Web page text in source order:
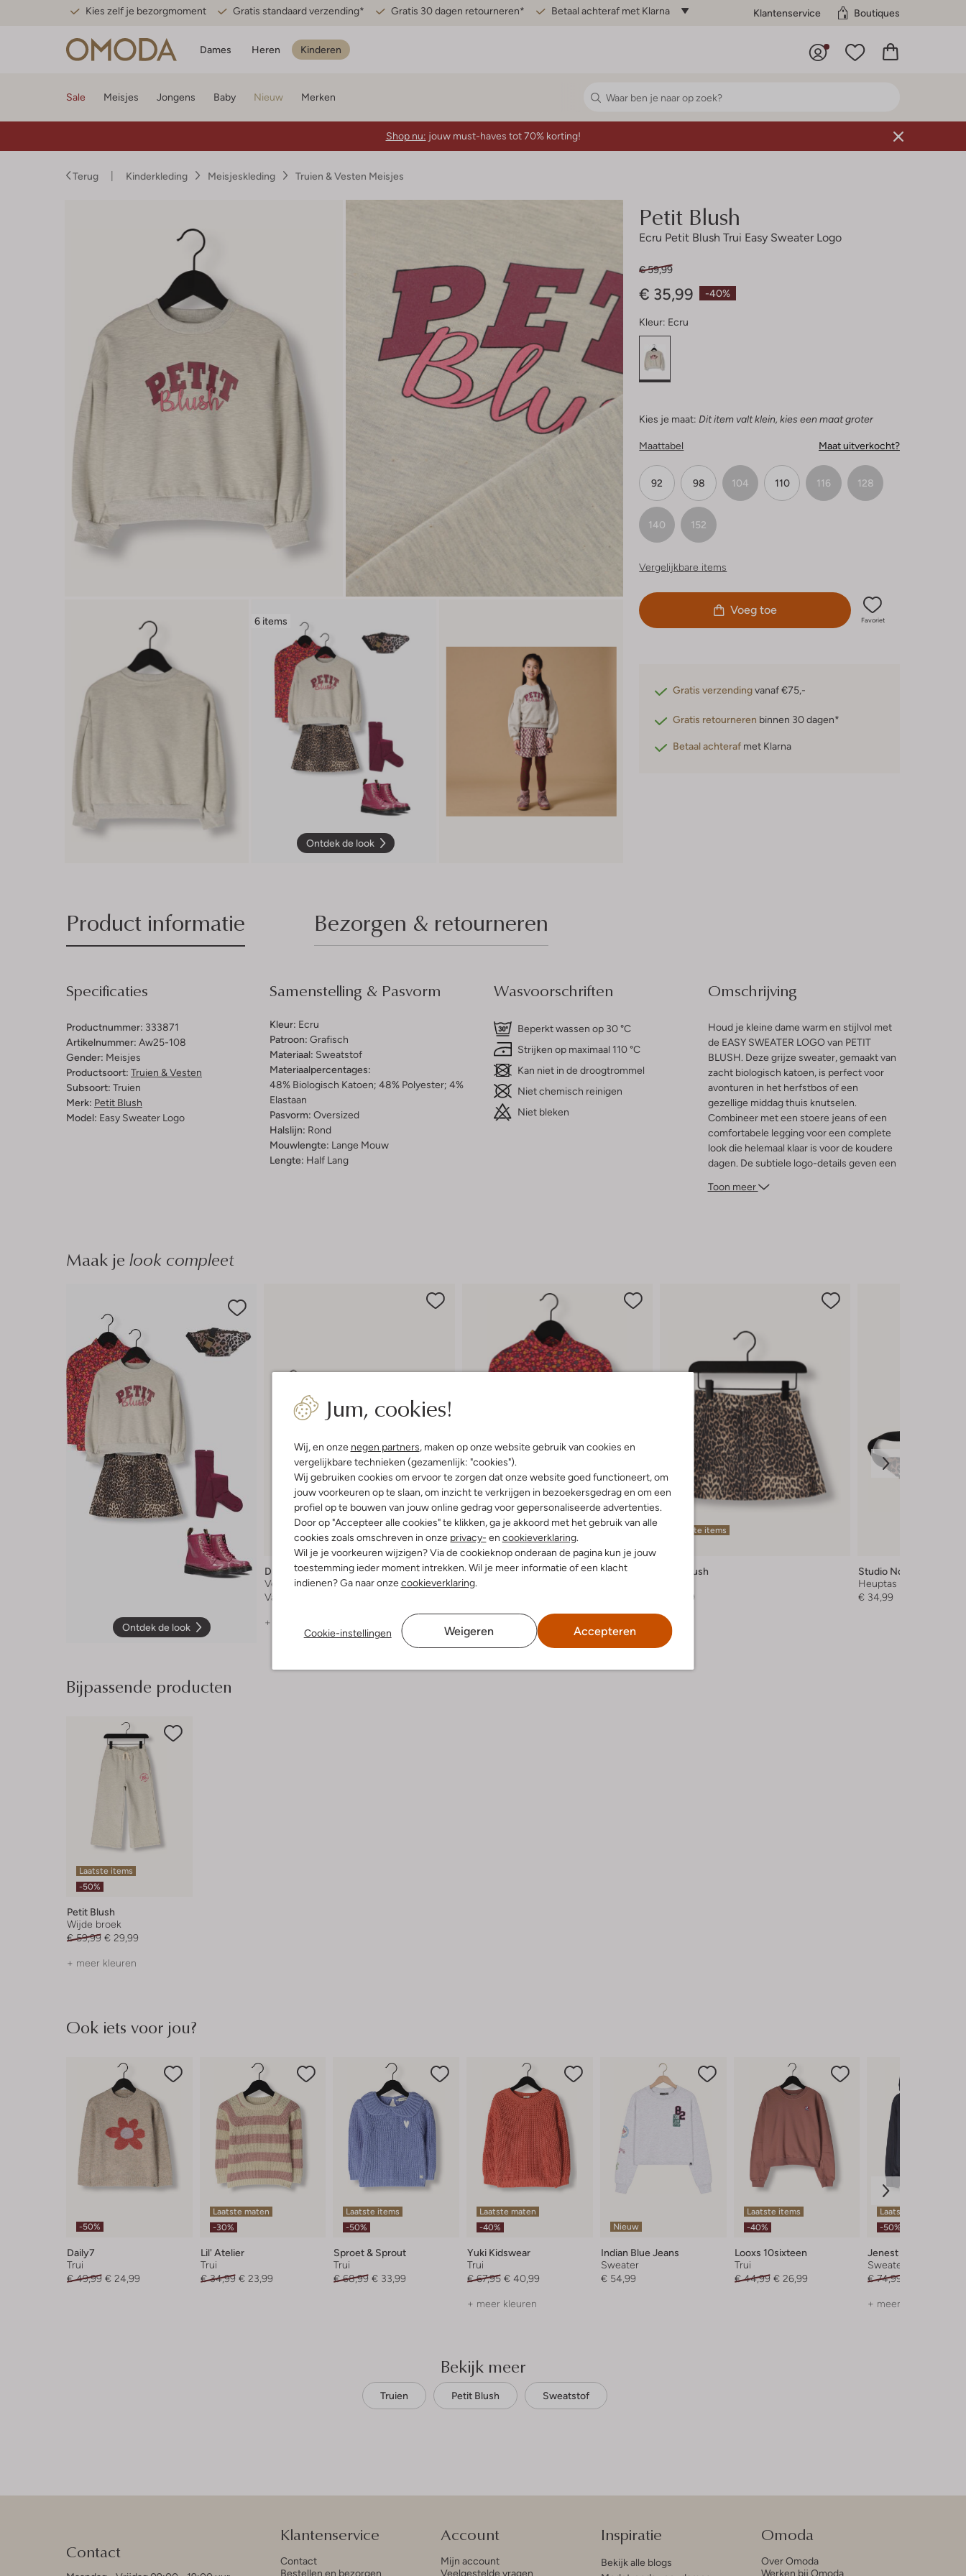
Kies zelf je bezorgmoment Gratis standaard verzending* Gratis 30 dagen retourneren* Betaal achteraf met Klarna Klantenservice Boutiques
Dames Heren Kinderen
Jum, cookies!
Wij, en onze negen partners, maken op onze website gebruik van cookies en
vergelijkbare technieken (gezamenlijk: "cookies").
Wij gebruiken cookies om ervoor te zorgen dat onze website goed functioneert, om
jouw voorkeuren op te slaan, om inzicht te verkrijgen in bezoekersgedrag en om een
profiel op te bouwen van jouw online gedrag voor gepersonaliseerde advertenties.
Door op "Accepteer alle cookies" te klikken, ga je akkoord met het gebruik van alle
cookies zoals omschreven in onze privacy- en cookieverklaring.
Wil je je voorkeuren wijzigen? Via de cookieknop onderaan de pagina kun je jouw
toestemming ieder moment intrekken. Wil je meer informatie of een klacht
indienen? Ga naar onzecookieverklaring.
Cookie-instellingen Weigeren Accepteren
Sale Meisjes Jongens Baby Nieuw Merken
Shop nu: jouw must-haves tot 70% korting!
Terug Kinderkleding Meisjeskleding Truien & Vesten Meisjes
6 items
Ontdek de look
Petit Blush
Ecru Petit Blush Trui Easy Sweater Logo
-40%
€ 59,99
€ 35,99
Kleur: Ecru
Kies je maat: Dit item valt klein, kies een maat groter
Maattabel Maat uitverkocht?
92 98 104 110 116 128
140 152
Vergelijkbare items
Voeg toe
Favoriet
Gratis verzendingvanaf €75,-
Gratis retourneren binnen 30 dagen*
Betaal achteraf met Klarna
Product informatie Bezorgen & retourneren
Specificaties
Productnummer: 333871
Artikelnummer: Aw25-108
Gender: Meisjes
Productsoort: Truien & Vesten
Subsoort: Truien
Merk: Petit Blush
Model: Easy Sweater Logo
Samenstelling & Pasvorm
Kleur: Ecru
Patroon: Grafisch
Materiaal: Sweatstof
Materiaalpercentages:
48% Biologisch Katoen; 48% Polyester; 4%
Elastaan
Pasvorm: Oversized
Halslijn: Rond
Mouwlengte: Lange Mouw
Lengte: Half Lang
Wasvoorschriften
Beperkt wassen op 30 °C
Strijken op maximaal 110 °C
Kan niet in de droogtrommel
Niet chemisch reinigen
Niet bleken
Omschrijving
Houd je kleine dame warm en stijlvol met
de EASY SWEATER LOGO van PETIT
BLUSH. Deze grijze sweater, gemaakt van
zacht biologisch katoen, is perfect voor
avonturen in het herfstbos of een
gezellige middag thuis knutselen.
Combineer met een stoere jeans of een
comfortabele legging voor een complete
look die helemaal klaar is voor de koudere
dagen. De subtiele logo-details geven een
voor ultiem draagcomfort. Een must-have
Toon meer
Maak je look compleet
Ontdek de look
Dr Martens
Veterboots
Vanaf
+ meer kleuren
-40%
Petit Blush
Top
Laatste items
Petit Blush
€ 69,99
Studio Noos
Heuptas
€ 34,99
Bijpassende producten
Laatste items
-50%
Petit Blush
Wijde broek
€ 59,99 € 29,99
+ meer kleuren
Ook iets voor jou?
-50%
Daily7
Trui
€ 49,99 € 24,99
Laatste maten
-30%
Lil' Atelier
Trui
€ 34,99 € 23,99
Laatste items
-50%
Sproet & Sprout
Trui
€ 68,99 € 33,99
Laatste maten
-40%
Yuki Kidswear
Trui
€ 67,95 € 40,99
+ meer kleuren
Nieuw
Indian Blue Jeans
Sweater
€ 54,99
Laatste items
-40%
Looxs 10sixteen
Trui
€ 44,99 € 26,99
Laatste item
-50%
Jenest
Sweater
€ 74,99
+ meer kleuren
Bekijk meer
Truien Petit Blush Sweatstof
Contact
Klantenservice
Contact
Bestellen en bezorgen
Account
Mijn account
Veelgestelde vragen
Inspiratie
Bekijk alle blogs
Omoda
Over Omoda
Werken bij Omoda